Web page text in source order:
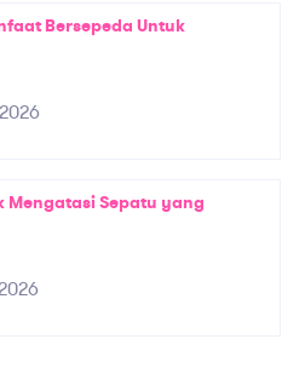
Bersepeda Untuk
Mengatasi Sepatu yang